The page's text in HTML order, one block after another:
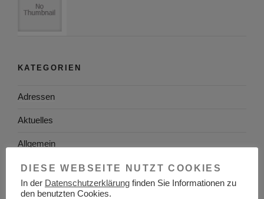
KATEGORIEN
Adressen
Aktuelles
Allgemein
Arbeitgeber
Arbeitsplatzsuche
DIESE WEBSEITE NUTZT COOKIES
In der Datenschutzerklärung finden Sie Informationen zu
den benutzten Cookies.